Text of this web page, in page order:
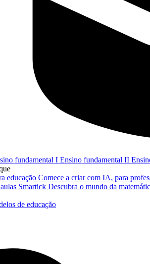
fundamental I Ensino fundamental II
educação Comece a criar com IA, para
Smartick Descubra o mundo da
de educação